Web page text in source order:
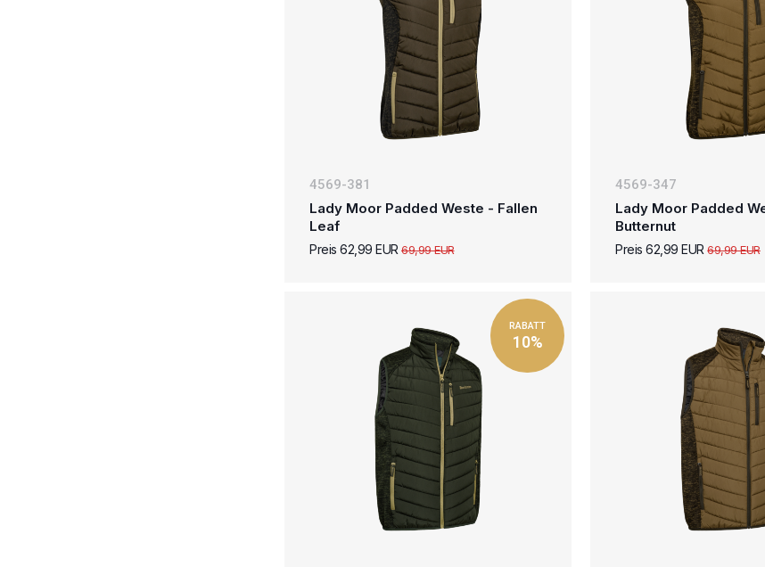
4569-381
Lady Moor Padded Weste - Fallen
Leaf
Preis 62,99 EUR 69,99 EUR
4569-347
Lady Moor Padded
Butternut
Preis 62,99 EUR69,99 EUR
RABATT
10%